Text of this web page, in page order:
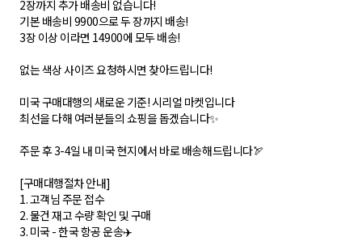
2장까지 추가 배송비 없습니다!
기본 배송비 9900으로 두 장까지 배송!
3장 이상 이라면 14900에 모두 배송!
없는 색상 사이즈 요청하시면 찾아드립니다!
미국 구매대행의 새로운 기준! 시리얼 마켓입니다
최선을 다해 여러분들의 쇼핑을 돕겠습니다✨
주문 후 3-4일 내 미국 현지에서 바로 배송해드립니다🏹
[구매대행절차 안내]
1. 고객님 주문 접수
2. 물건 재고 수량 확인 및 구매
3. 미국 - 한국 항공 운송✈️